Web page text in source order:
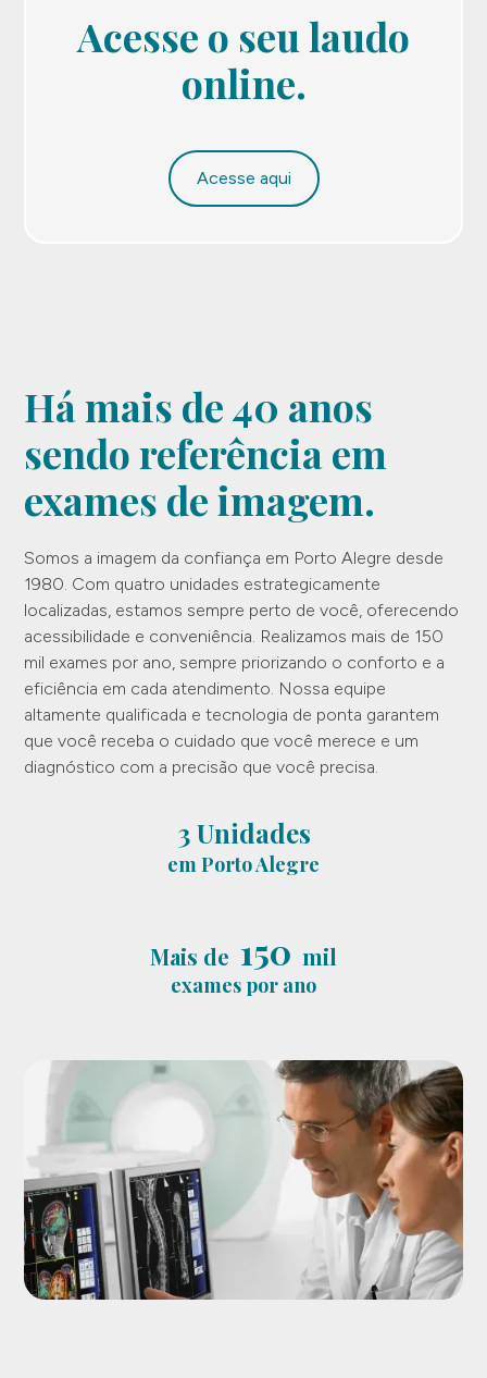
Acesse o seu laudo
online.
Acesse aqui
Há mais de 40 anos
sendo referência em
exames de imagem.
Somos a imagem da confiança em Porto Alegre desde
1980. Com quatro unidades estrategicamente
localizadas, estamos sempre perto de você, oferecendo
acessibilidade e conveniência. Realizamos mais de 150
mil exames por ano, sempre priorizando o conforto e a
eficiência em cada atendimento. Nossa equipe
altamente qualificada e tecnologia de ponta garantem
que você receba o cuidado que você merece e um
diagnóstico com a precisão que você precisa.
3 Unidades
em Porto Alegre
Mais de 150 mil
exames por ano